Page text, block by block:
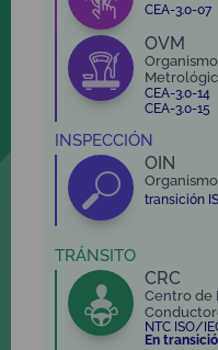
CEA-3.0-07
OVM
CEA-3.0-14
CEA-3.0-15
INSPECCIÓN
OIN
transición
TRÁNSITO
CRC
Centro de
NTC ISO/
En